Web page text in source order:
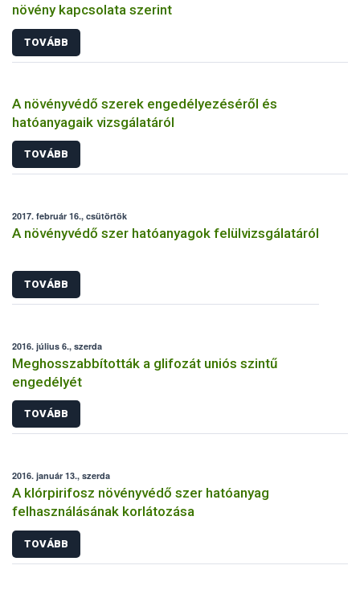
növény kapcsolata szerint
TOVÁBB
A növényvédő szerek engedélyezéséről és
hatóanyagaik vizsgálatáról
TOVÁBB
2017. február 16., csütörtök
A növényvédő szer hatóanyagok felülvizsgálatáról
TOVÁBB
2016. július 6., szerda
Meghosszabbították a glifozát uniós szintű
engedélyét
TOVÁBB
2016. január 13., szerda
A klórpirifosz növényvédő szer hatóanyag
felhasználásának korlátozása
TOVÁBB